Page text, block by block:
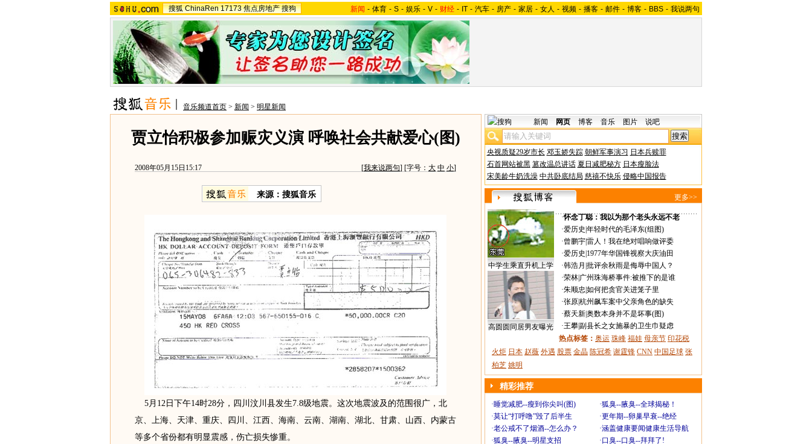
搜狐 ChinaRen 17173 焦点房地产 搜狗 新闻 - 体育 - S - 娱乐 - V - 财经 - IT - 汽车 - 房产 - 家居 - 女人 - 视频 - 播客 - 邮件 - 博客 - BBS - 我说两句
音乐频道首页 > 新闻 > 明星新闻
贾立怡积极参加赈灾义演 呼唤社会共献爱心(图)
2008年05月15日15:17 [我来说两句] [字号： 大 中 小]
来源：搜狐音乐
5月12日下午14时28分，四川汶川县发生7.8级地震。这次地震波及的范围很广，北
京、上海、天津、重庆、四川、江西、海南、云南、湖南、湖北、甘肃、山西、内蒙古
等多个省份都有明显震感，伤亡损失惨重。
新闻 网页 博客 音乐 图片 说吧
央视质疑29岁市长 邓玉娇失踪 朝鲜军事演习 日本兵赎罪
石首网站被黑 篡改温总讲话 夏日减肥秘方 日本瘦脸法
宋美龄牛奶洗澡 中共卧底结局 慈禧不快乐 侵略中国报告
更多>>
中学生乘直升机上学
高圆圆同居男友曝光
·怀念丁聪：我以为那个老头永远不老
·爱历史 年轻时代的毛泽东(组图)
·曾鹏宇|雷人！我在绝对唱响做评委
·爱历史 1977年华国锋视察大庆油田
·韩浩月 批评余秋雨是侮辱中国人？
·荣林| 广州珠海桥事件:被推下的是谁
·朱顺忠 如何把贪官关进笼子里
·张原|杭州飙车案中父亲角色的缺失
·蔡天新|奥数本身并不是坏事(图)
·王攀|副县长之女施暴的卫生巾疑虑
热点标签： 奥运 珠峰 福娃 母亲节 印花税
火炬 日本 赵薇 外遇 股票 金晶 陈冠希 谢霆锋 CNN 中国足球 张
柏芝 姚明
精彩推荐
·睡觉减肥--瘦到你尖叫(图) ·狐臭--腋臭--全球揭秘！
·莫让“打呼噜”毁了后半生 ·更年期--卵巢早衰--绝经
·老公戒不了烟酒--怎么办？ ·涵盖健康要闻健康生活导航
·狐臭--腋臭--明星支招 ·口臭--口臭--拜拜了!